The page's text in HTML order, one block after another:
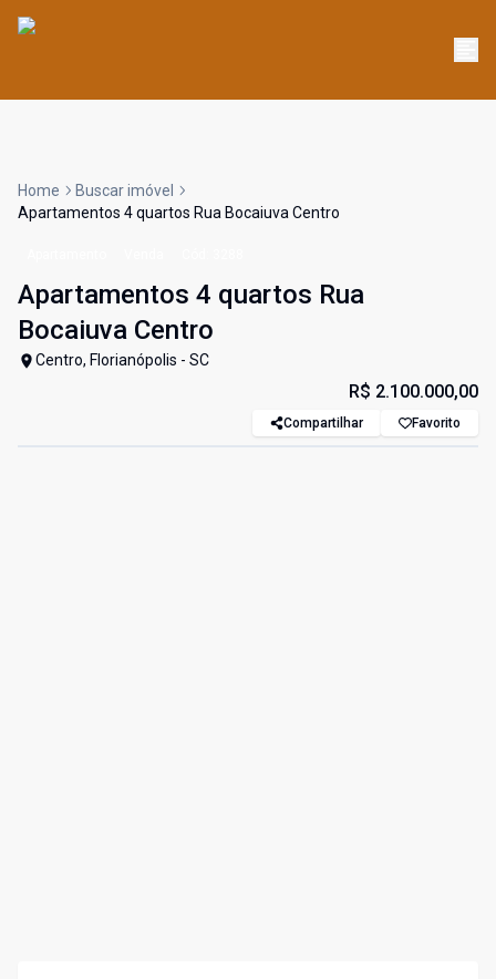
Home
Buscar imóvel
Apartamentos 4 quartos Rua Bocaiuva Centro
Apartamentos 4 quartos Rua
Bocaiuva Centro
Centro, Florianópolis - SC
R$ 2.100.000,00
Compartilhar Favorito